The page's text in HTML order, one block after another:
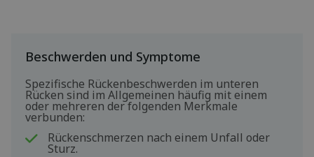
Beschwerden und Symptome
Spezifische Rückenbeschwerden im unteren
Rücken sind im Allgemeinen häufig mit einem
oder mehreren der folgenden Merkmale
verbunden:
Rückenschmerzen nach einem Unfall oder
Sturz.